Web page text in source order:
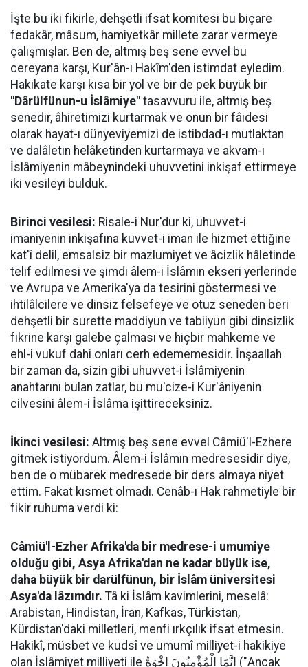
İşte bu iki fikirle, dehşetli ifsat komitesi bu biçare
fedakâr, mâsum, hamiyetkâr millete zarar vermeye
çalışmışlar. Ben de, altmış beş sene evvel bu
cereyana karşı, Kur'ân-ı Hakîm'den istimdat eyledim.
Hakikate karşı kısa bir yol ve bir de pek büyük bir
"Dârülfünun-u İslâmiye" tasavvuru ile, altmış beş
senedir, âhiretimizi kurtarmak ve onun bir fâidesi
olarak hayat-ı dünyeviyemizi de istibdad-ı mutlaktan
ve dalâletin helâketinden kurtarmaya ve akvam-ı
İslâmiyenin mâbeynindeki uhuvvetini inkişaf ettirmeye
iki vesileyi bulduk.
Birinci vesilesi: Risale-i Nur'dur ki, uhuvvet-i
imaniyenin inkişafına kuvvet-i iman ile hizmet ettiğine
kat'î delil, emsalsiz bir mazlumiyet ve âcizlik hâletinde
telif edilmesi ve şimdi âlem-i İslâmın ekseri yerlerinde
ve Avrupa ve Amerika'ya da tesirini göstermesi ve
ihtilâlcilere ve dinsiz felsefeye ve otuz seneden beri
dehşetli bir surette maddiyun ve tabiiyun gibi dinsizlik
fikrine karşı galebe çalması ve hiçbir mahkeme ve
ehl-i vukuf dahi onları cerh edememesidir. İnşaallah
bir zaman da, sizin gibi uhuvvet-i İslâmiyenin
anahtarını bulan zatlar, bu mu'cize-i Kur'âniyenin
cilvesini âlem-i İslâma işittireceksiniz.
İkinci vesilesi: Altmış beş sene evvel Câmiü'l-Ezhere
gitmek istiyordum. Âlem-i İslâmın medresesidir diye,
ben de o mübarek medresede bir ders almaya niyet
ettim. Fakat kısmet olmadı. Cenâb-ı Hak rahmetiyle bir
fikir ruhuma verdi ki:
Câmiü'l-Ezher Afrika'da bir medrese-i umumiye
olduğu gibi, Asya Afrika'dan ne kadar büyük ise,
daha büyük bir darülfünun, bir İslâm üniversitesi
Asya'da lâzımdır. Tâ ki İslâm kavimlerini, meselâ:
Arabistan, Hindistan, İran, Kafkas, Türkistan,
Kürdistan'daki milletleri, menfi ırkçılık ifsat etmesin.
Hakikî, müsbet ve kudsî ve umumî milliyet-i hakikiye
olan İslâmiyet milliyeti ile اِنَّمَا الْمُؤْمِنُونَ اِخْوَةٌ ("Ancak